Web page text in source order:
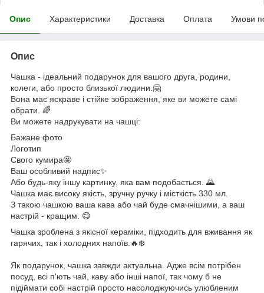
Опис Характеристики Доставка Оплата Умови
Опис
Чашка - ідеальний подарунок для вашого друга, родини,
колеги, або просто близької людини.🤗
Вона має яскраве і стійке зображення, яке ви можете самі
обрати. 🌈
Ви можете надрукувати на чашці:
Бажане фото
Логотип
Свого кумира🤩
Ваш особливий надпис✨
Або будь-яку іншу картинку, яка вам подобається. 🌄
Чашка має високу якість, зручну ручку і місткість 330 мл.
З такою чашкою ваша кава або чай буде смачнішими, а ваш
настрій - кращим. 😋
Чашка зроблена з якісної кераміки, підходить для вживання як
гарячих, так і холодних напоїв.🔥❄️
Як подарунок, чашка завжди актуальна. Адже всім потрібен
посуд, всі п'ють чай, каву або інші напої, так чому б не
підіймати собі настрій просто насолоджуючись улюбленим